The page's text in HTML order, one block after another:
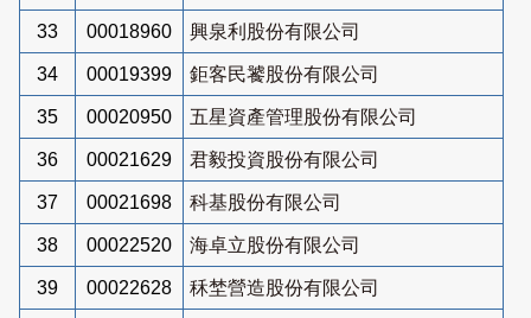
33 00018960 興泉利股份有限公司
34 00019399 鉅客民饕股份有限公司
35 00020950 五星資產管理股份有限公司
36 00021629 君毅投資股份有限公司
37 00021698 科基股份有限公司
38 00022520 海卓立股份有限公司
39 00022628 秝埜營造股份有限公司